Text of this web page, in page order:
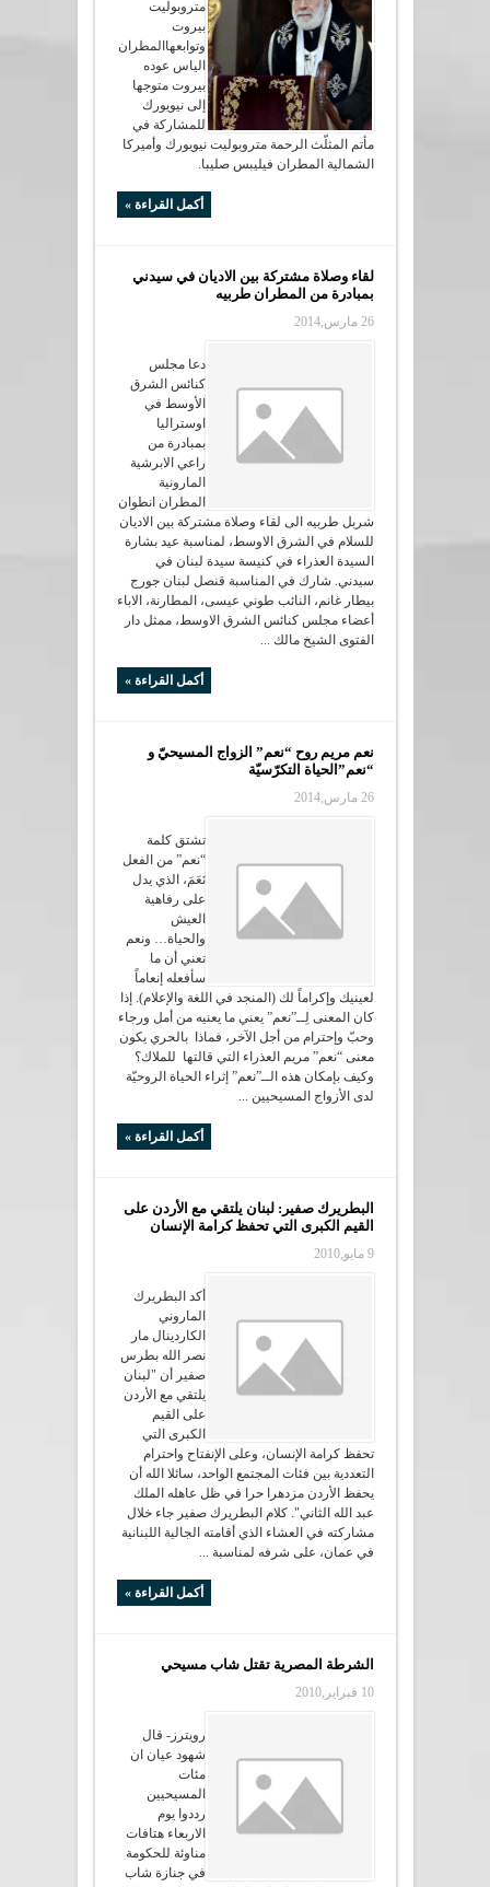
متروبوليت
بيروت
وتوابعهاالمطران
الياس عوده
بيروت متوجها
إلى نيويورك
للمشاركة في
مأتم المثلّث الرحمة متروبوليت نيويورك وأميركا
الشمالية المطران فيليبس صليبا.
أكمل القراءة »
لقاء وصلاة مشتركة بين الاديان في سيدني
بمبادرة من المطران طربيه
26 مارس,2014
دعا مجلس
كنائس الشرق
الأوسط في
اوستراليا
بمبادرة من
راعي الابرشية
المارونية
المطران انطوان
شربل طربيه الى لقاء وصلاة مشتركة بين الاديان
للسلام في الشرق الاوسط، لمناسبة عيد بشارة
السيدة العذراء في كنيسة سيدة لبنان في
سيدني. شارك في المناسبة قنصل لبنان جورج
بيطار غانم، النائب طوني عيسى، المطارنة، الاباء
أعضاء مجلس كنائس الشرق الاوسط، ممثل دار
الفتوى الشيخ مالك ...
أكمل القراءة »
نعم مريم روح “نعم” الزواج المسيحيّ و
“نعم”الحياة التكرّسيّة
26 مارس,2014
تشتق كلمة
“نعم” من الفعل
نَعَمَ، الذي يدل
على رفاهية
العيش
والحياة… ونعم
تعني أن ما
سأفعله إنعاماً
لعينيك وإكراماً لك (المنجد في اللغة والإعلام). إذا
كان المعنى لِــ”نعم” يعني ما يعنيه من أمل ورجاء
وحبّ وإحترام من أجل الآخر، فماذا بالحري يكون
معنى “نعم” مريم العذراء التي قالتها للملاك؟
وكيف بإمكان هذه الــ”نعم” إثراء الحياة الروحيّة
لدى الأزواج المسيحيين ...
أكمل القراءة »
البطريرك صفير: لبنان يلتقي مع الأردن على
القيم الكبرى التي تحفظ كرامة الإنسان
9 مايو,2010
أكد البطريرك
الماروني
الكاردينال مار
نصر الله بطرس
صفير أن "لبنان
يلتقي مع الأردن
على القيم
الكبرى التي
تحفظ كرامة الإنسان، وعلى الإنفتاح واحترام
التعددية بين فئات المجتمع الواحد، سائلا الله أن
يحفظ الأردن مزدهرا حرا في ظل عاهله الملك
عبد الله الثاني". كلام البطريرك صفير جاء خلال
مشاركته في العشاء الذي أقامته الجالية اللبنانية
في عمان، على شرفه لمناسبة ...
أكمل القراءة »
الشرطة المصرية تقتل شاب مسيحي
10 فبراير,2010
رويترز- قال
شهود عيان ان
مئات
المسيحيين
رددوا يوم
الاربعاء هتافات
مناوئة للحكومة
في جنازة شاب